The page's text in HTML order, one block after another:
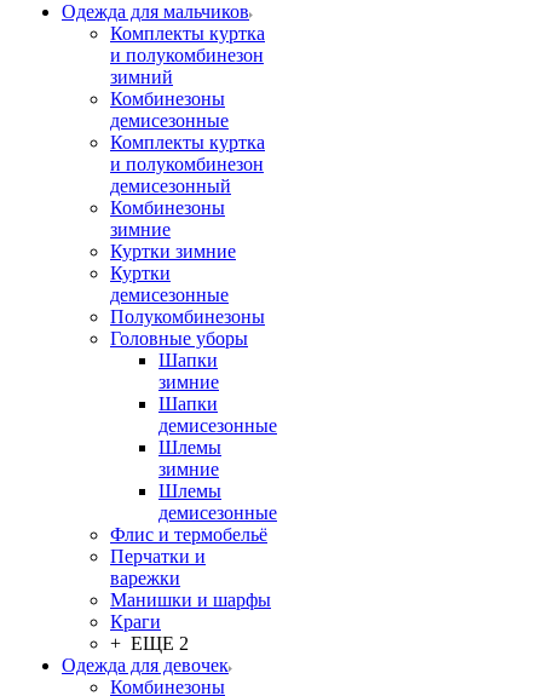
Одежда для мальчиков
Комплекты куртка
и полукомбинезон
зимний
Комбинезоны
демисезонные
Комплекты куртка
и полукомбинезон
демисезонный
Комбинезоны
зимние
Куртки зимние
Куртки
демисезонные
Полукомбинезоны
Головные уборы
Шапки
зимние
Шапки
демисезонные
Шлемы
зимние
Шлемы
демисезонные
Флис и термобельё
Перчатки и
варежки
Манишки и шарфы
Краги
+ ЕЩЕ 2
Одежда для девочек
Комбинезоны